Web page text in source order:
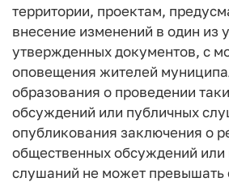
территории, проектам,
внесение изменений в один из
утвержденных документов, с
оповещения жителей
образования о проведении
обсуждений или публичных
опубликования заключения о
общественных обсуждений или
слушаний не может превышать